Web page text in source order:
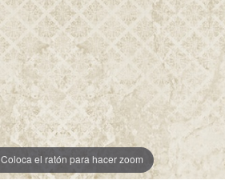
Coloca el ratón para hacer zoom